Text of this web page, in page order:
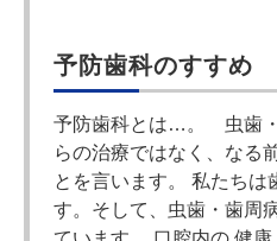
予防歯科のすすめ
予防歯科とは…。 虫歯
らの治療ではなく、なる
とを言います。 私たちは
す。そして、虫歯・歯周